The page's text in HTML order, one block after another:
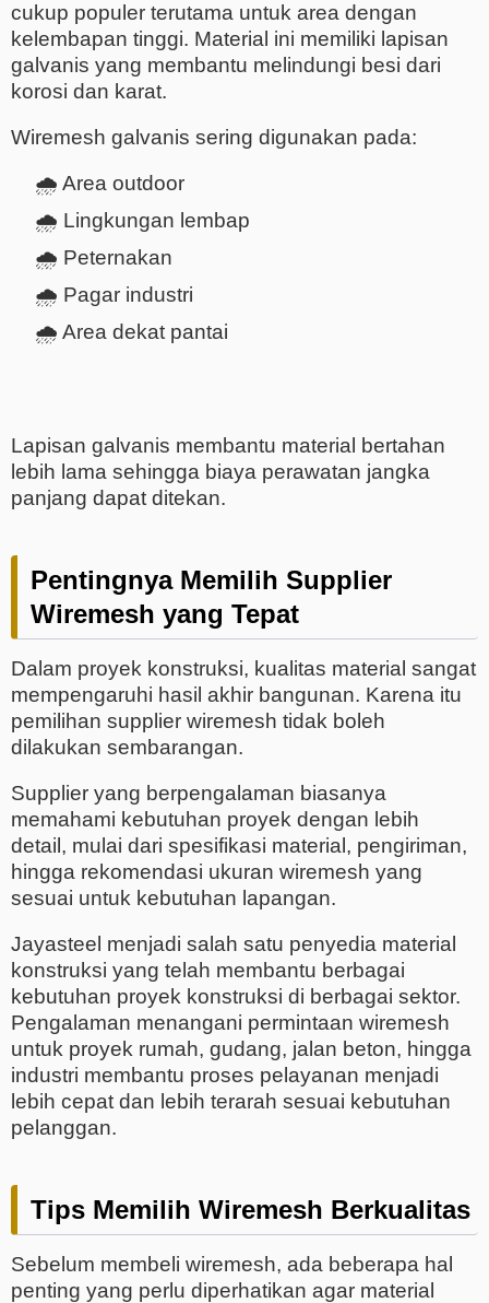
cukup populer terutama untuk area dengan
kelembapan tinggi. Material ini memiliki lapisan
galvanis yang membantu melindungi besi dari
korosi dan karat.
Wiremesh galvanis sering digunakan pada:
🌧️ Area outdoor
🌧️ Lingkungan lembap
🌧️ Peternakan
🌧️ Pagar industri
🌧️ Area dekat pantai
Lapisan galvanis membantu material bertahan
lebih lama sehingga biaya perawatan jangka
panjang dapat ditekan.
Pentingnya Memilih Supplier
Wiremesh yang Tepat
Dalam proyek konstruksi, kualitas material sangat
mempengaruhi hasil akhir bangunan. Karena itu
pemilihan supplier wiremesh tidak boleh
dilakukan sembarangan.
Supplier yang berpengalaman biasanya
memahami kebutuhan proyek dengan lebih
detail, mulai dari spesifikasi material, pengiriman,
hingga rekomendasi ukuran wiremesh yang
sesuai untuk kebutuhan lapangan.
Jayasteel menjadi salah satu penyedia material
konstruksi yang telah membantu berbagai
kebutuhan proyek konstruksi di berbagai sektor.
Pengalaman menangani permintaan wiremesh
untuk proyek rumah, gudang, jalan beton, hingga
industri membantu proses pelayanan menjadi
lebih cepat dan lebih terarah sesuai kebutuhan
pelanggan.
Tips Memilih Wiremesh Berkualitas
Sebelum membeli wiremesh, ada beberapa hal
penting yang perlu diperhatikan agar material